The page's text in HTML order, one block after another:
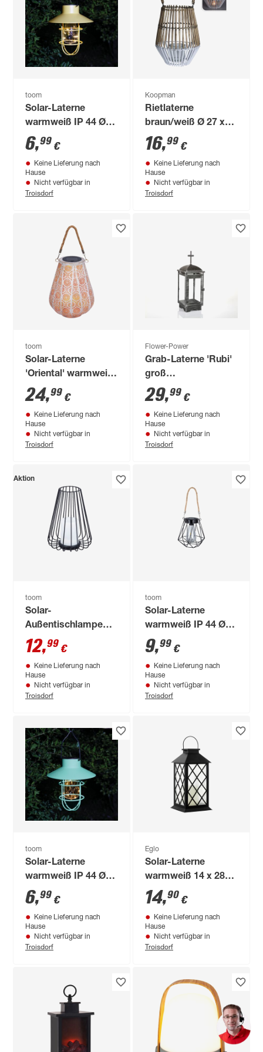
toom
Solar-Laterne
warmweiß IP 44 Ø
18 x 20 cm
6,99 €
Keine Lieferung nach
Hause
Nicht verfügbar in
Troisdorf
Koopman
Rietlaterne
braun/weiß Ø 27 x
35 cm
16,99 €
Keine Lieferung nach
Hause
Nicht verfügbar in
Troisdorf
toom
Solar-Laterne
'Oriental' warmweiß
IP 44 Ø 20 x 40,5 cm
24,99 €
Keine Lieferung nach
Hause
Nicht verfügbar in
Troisdorf
Flower-Power
Grab-Laterne 'Rubi'
groß
schwarz/transparent
16 x 16 x 37 cm ohne
Kerze
29,99 €
Keine Lieferung nach
Hause
Nicht verfügbar in
Troisdorf
Aktion
toom
Solar-
Außentischlampe
warmweiß IP 44 18,5
x 25 cm
12,99 €
Keine Lieferung nach
Hause
Nicht verfügbar in
Troisdorf
toom
Solar-Laterne
warmweiß IP 44 Ø
16,5 x 35 cm
9,99 €
Keine Lieferung nach
Hause
Nicht verfügbar in
Troisdorf
toom
Solar-Laterne
warmweiß IP 44 Ø
18 x 20 cm
6,99 €
Keine Lieferung nach
Hause
Nicht verfügbar in
Troisdorf
Eglo
Solar-Laterne
warmweiß 14 x 28
cm
14,90 €
Keine Lieferung nach
Hause
Nicht verfügbar in
Troisdorf